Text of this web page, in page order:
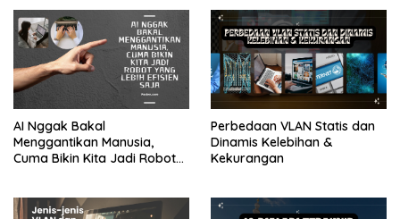
AI Nggak Bakal
Menggantikan Manusia,
Cuma Bikin Kita Jadi Robot
Perbedaan VLAN Statis dan
Dinamis Kelebihan &
Kekurangan